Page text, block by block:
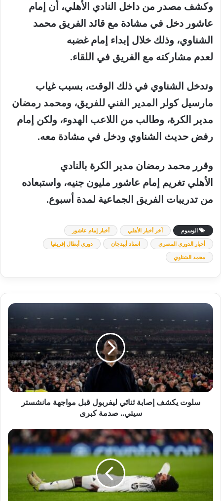
وكشف مصدر من داخل النادي الأهلي، أن إمام
عاشور دخل في مشادة مع قائد الفريق محمد
الشناوي، وذلك خلال إبداء إمام غضبه
لعدم مشاركته مع الفريق في اللقاء.
وتدخل الشناوي في ذلك الوقت، بسبب غياب
مارسيل كولر المدير الفني للفريق، ومحمد رمضان
مدير
الكرة، وطالب من اللاعب الهدوء، ولكن إمام
رفض حديث الشناوي ودخل في مشادة معه.
وقرر محمد رمضان مدير الكرة بالنادي
الأهلي تغريم إمام عاشور مليون جنيه، واستبعاده
من تدريبات الفريق الجماعية لمدة أسبوع.
الوسوم آخر أخبار الأهلي أخبار إمام عاشور
أخبار الدوري المصري استاد أبيدجان دوري أبطال إفريقيا
محمد الشناوي
سلوت
يكشف
إصابة
ثنائي
ليفربول
قبل
مواجهة
مانشستر
سيتي..
صدمةسلوت يكشف إصابة ثنائي ليفربول قبل مواجهة مانشستر
سيتي.. صدمة كبرى
مدة
غياب
كامافينجا
ريال